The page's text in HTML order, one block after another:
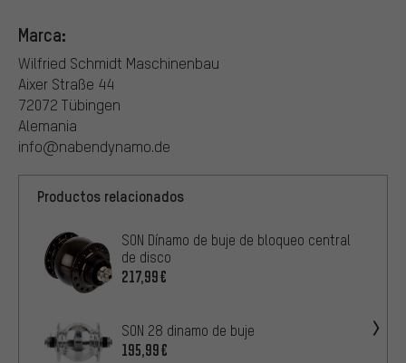
Marca:
Wilfried Schmidt Maschinenbau
Aixer Straße 44
72072 Tübingen
Alemania
info@nabendynamo.de
Productos relacionados
SON Dínamo de buje de bloqueo central
de disco
217,99€
SON 28 dinamo de buje
195,99€